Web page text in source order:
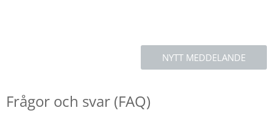
NYTT MEDDELANDE
Frågor och svar (FAQ)